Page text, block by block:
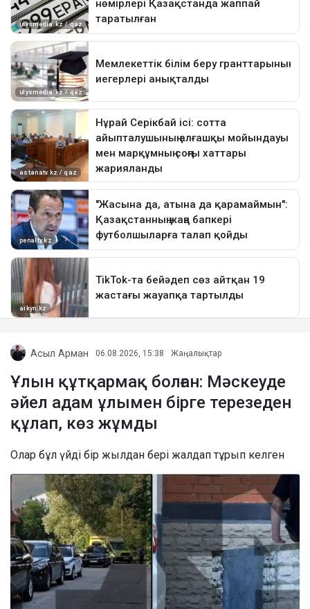
Асыл Арман 06.08.2026, 15:38 Жаңалықтар
Ұлын құтқармақ болған: Мәскеуде
әйел адам ұлымен бірге терезеден
құлап, көз жұмды
Олар бұл үйді бір жылдан бері жалдап тұрып келген